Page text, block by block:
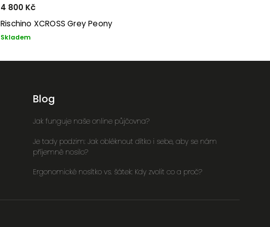
Rischino XCROSS Grey Peony
Skladem
4 800 Kč
Blog
Jak funguje naše online půjčovna?
Je tady podzim: Jak obléknout dítko i sebe, aby se nám
příjemně nosilo?
Ergonomické nosítko vs. šátek: Kdy zvolit co a proč?